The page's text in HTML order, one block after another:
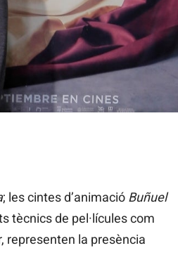
ENRIQUE PALOMARES, EP
; les cintes d’animació Buñuel
tècnics de pel·lícules com
representen la presència